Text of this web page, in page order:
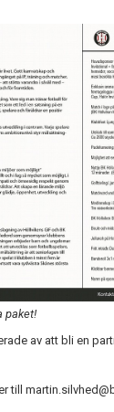
paket!
av att bli en
till